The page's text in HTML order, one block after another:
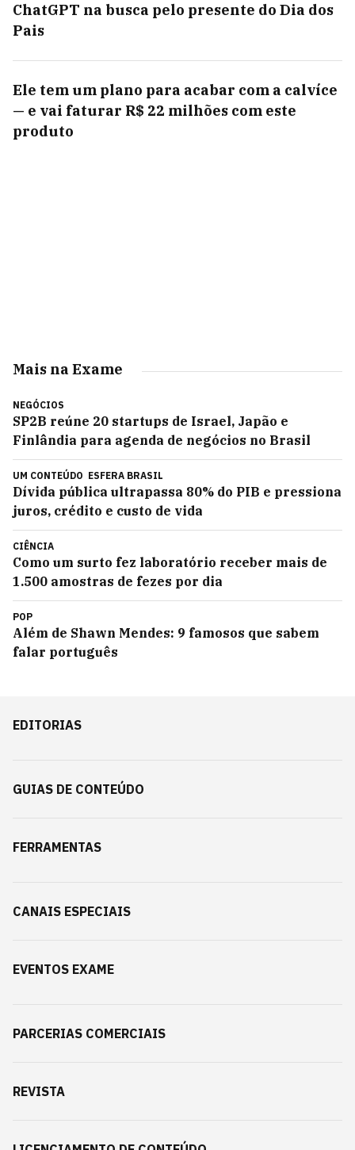
ChatGPT na busca pelo presente do Dia dos
Pais
Ele tem um plano para acabar com a calvíce
— e vai faturar R$ 22 milhões com este
produto
Mais na Exame
NEGÓCIOS
SP2B reúne 20 startups de Israel, Japão e
Finlândia para agenda de negócios no Brasil
UM CONTEÚDO ESFERA BRASIL
Dívida pública ultrapassa 80% do PIB e pressiona
juros, crédito e custo de vida
CIÊNCIA
Como um surto fez laboratório receber mais de
1.500 amostras de fezes por dia
POP
Além de Shawn Mendes: 9 famosos que sabem
falar português
EDITORIAS
GUIAS DE CONTEÚDO
FERRAMENTAS
CANAIS ESPECIAIS
EVENTOS EXAME
PARCERIAS COMERCIAIS
REVISTA